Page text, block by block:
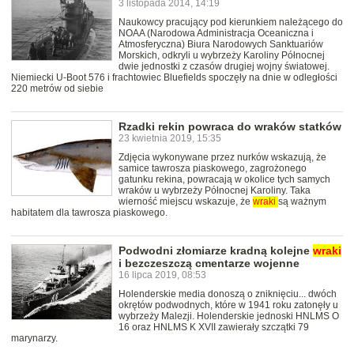
3 listopada 2014, 14:19
Naukowcy pracujący pod kierunkiem należącego do
NOAA (Narodowa Administracja Oceaniczna i
Atmosferyczna) Biura Narodowych Sanktuariów
Morskich, odkryli u wybrzeży Karoliny Północnej
dwie jednostki z czasów drugiej wojny światowej.
Niemiecki U-Boot 576 i frachtowiec Bluefields spoczęły na dnie w odległości
220 metrów od siebie
Rzadki rekin powraca do wraków statków
23 kwietnia 2019, 15:35
Zdjęcia wykonywane przez nurków wskazują, że
samice tawrosza piaskowego, zagrożonego
gatunku rekina, powracają w okolice tych samych
wraków u wybrzeży Północnej Karoliny. Taka
wierność miejscu wskazuje, że wraki są ważnym
habitatem dla tawrosza piaskowego.
Podwodni złomiarze kradną kolejne wraki
i bezczeszczą cmentarze wojenne
16 lipca 2019, 08:53
Holenderskie media donoszą o zniknięciu... dwóch
okrętów podwodnych, które w 1941 roku zatonęły u
wybrzeży Malezji. Holenderskie jednoski HNLMS O
16 oraz HNLMS K XVII zawierały szczątki 79
marynarzy.